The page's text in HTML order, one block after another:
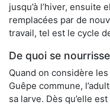
jusqu’à l’hiver, ensuite
remplacées par de
travail, tel est le cycle
De quoi se
Quand on considère
Guêpe commune,
sa larve. Dès qu’elle